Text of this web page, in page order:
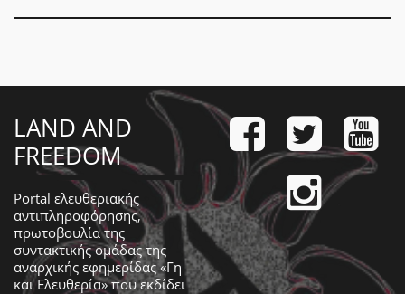
LAND AND
FREEDOM
Portal ελευθεριακής
αντιπληροφόρησης,
πρωτοβουλία της
συντακτικής ομάδας της
αναρχικής εφημερίδας «Γη
και Ελευθερία» που εκδίδει